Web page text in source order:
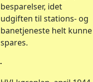
besparelser, idet
udgiften til stations- og
banetjeneste helt kunne
spares.